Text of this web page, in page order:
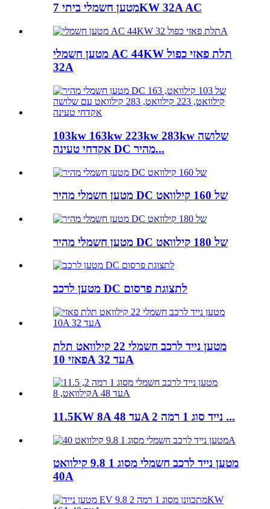
מטען חשמלי ביתי 7KW 32A AC
מטען חשמלי AC 44KW תלת פאזי כפול
32A
103kw 163kw 223kw 283kw שלושה
אקדחי טעינה DC מהיר...
מטען חשמלי מהיר DC של 160 קילוואט
מטען חשמלי מהיר DC של 180 קילוואט
מטען לרכב DC לתצוגת פרסום
מטען נייד לרכב חשמלי 22 קילוואט תלת
פאזי 10A עד 32A
11.5KW 8A עד 48A נייד סוג 1 רמה 2 ...
מטען נייד לרכב חשמלי מסוג 1 9.8 קילוואט
40A